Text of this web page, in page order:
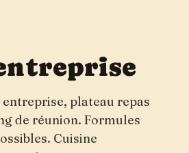
plateau repas
de réunion. Formules
Cuisine